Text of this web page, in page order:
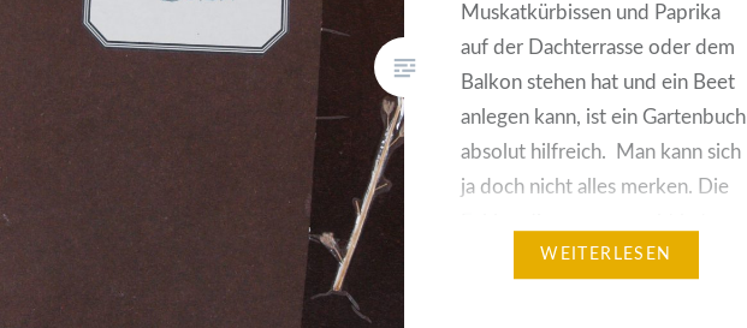
Muskatkürbissen und Paprika
auf der Dachterrasse oder dem
Balkon stehen hat und ein Beet
anlegen kann, ist ein Gartenbuch
absolut hilfreich. Man kann sich
ja doch nicht alles merken. Die
schon gar nicht. Mir ist es ein
WEITERLESEN